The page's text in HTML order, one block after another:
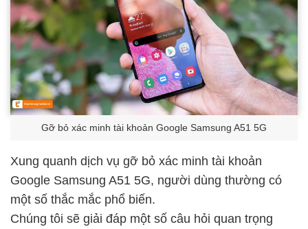
Gỡ bỏ xác minh tài khoản Google Samsung A51 5G
Xung quanh dịch vụ gỡ bỏ xác minh tài khoản
Google Samsung A51 5G, người dùng thường có
một số thắc mắc phổ biến.
Chúng tôi sẽ giải đáp một số câu hỏi quan trọng